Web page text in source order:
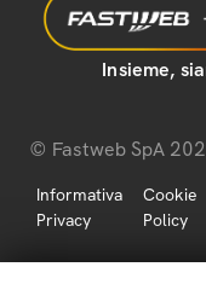
Insieme,
© Fastweb SpA
Informativa
Privacy
Cookie
Policy